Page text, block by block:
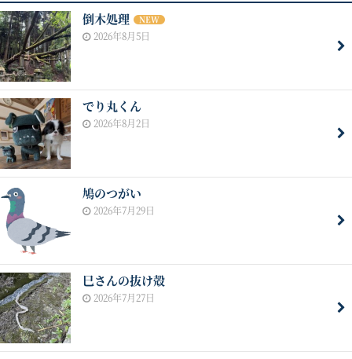
倒木処理 NEW
2026年8月5日
でり丸くん
2026年8月2日
鳩のつがい
2026年7月29日
巳さんの抜け殻
2026年7月27日